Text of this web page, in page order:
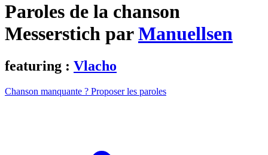
Paroles de la chanson
Messerstich parManuellsen
featuring : Vlacho
Chanson manquante ? Proposer les paroles